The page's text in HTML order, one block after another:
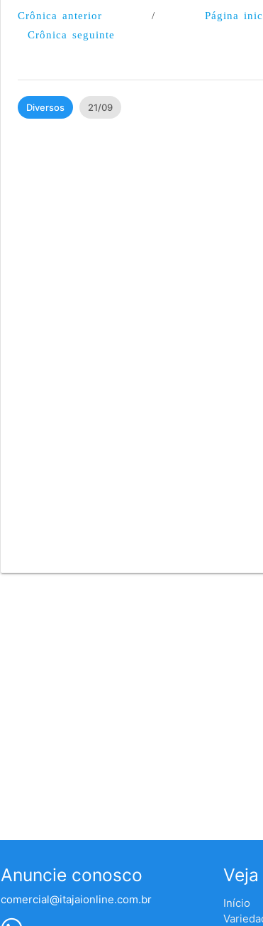
Crônica anterior /Página
Crônica seguinte
Diversos 21/09
Anuncie conosco
comercial@itajaionline.com.br
Início